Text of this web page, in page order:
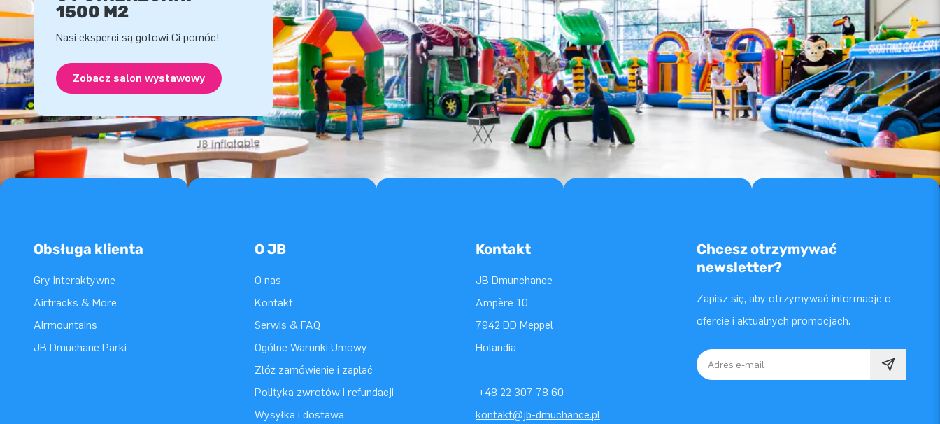
1500 M2
Nasi eksperci są gotowi Ci pomóc!
Zobacz salon wystawowy
Obsługa klienta
Gry interaktywne
Airtracks & More
Airmountains
JB Dmuchane Parki
O JB
O nas
Kontakt
Serwis & FAQ
Ogólne Warunki Umowy
Złóż zamówienie i zapłać
Polityka zwrotów i refundacji
Wysyłka i dostawa
Kontakt
JB Dmunchance
Ampère 10
7942 DD Meppel
Holandia
+48 22 307 78 60
kontakt@jb-dmuchance.pl
Chcesz otrzymywać
newsletter?
Zapisz się, aby otrzymywać informacje o
ofercie i aktualnych promocjach.
Adres e-mail